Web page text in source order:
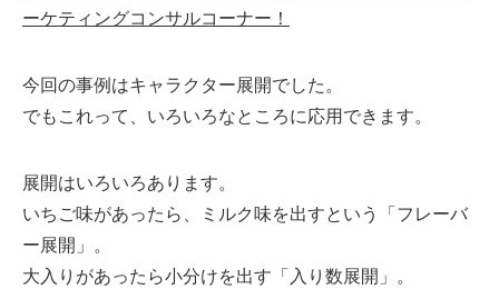
ーケティングコンサルコーナー！
今回の事例はキャラクター展開でした。
でもこれって、いろいろなところに応用できます。
展開はいろいろあります。
いちご味があったら、ミルク味を出すという「フレーバ
ー展開」。
大入りがあったら小分けを出す「入り数展開」。